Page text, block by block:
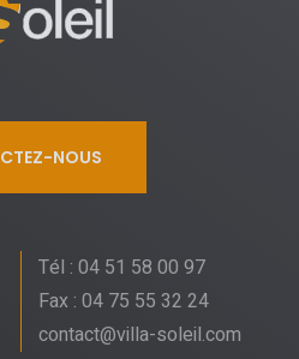
NOUS
Tél : 04 51 58 00 97
Fax : 04 75 55 32 24
contact@villa-soleil.com